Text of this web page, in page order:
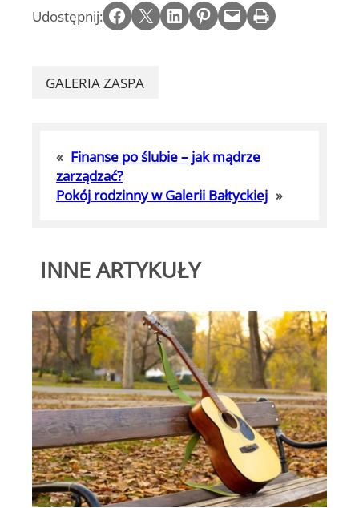
Udostępnij: Share on Facebook Email this Page Share on LinkedIn Share on Pinterest Email this Page Print this Page
GALERIA ZASPA
« Finanse po ślubie – jak mądrze
zarządzać?
Pokój rodzinny w Galerii Bałtyckiej »
INNE ARTYKUŁY